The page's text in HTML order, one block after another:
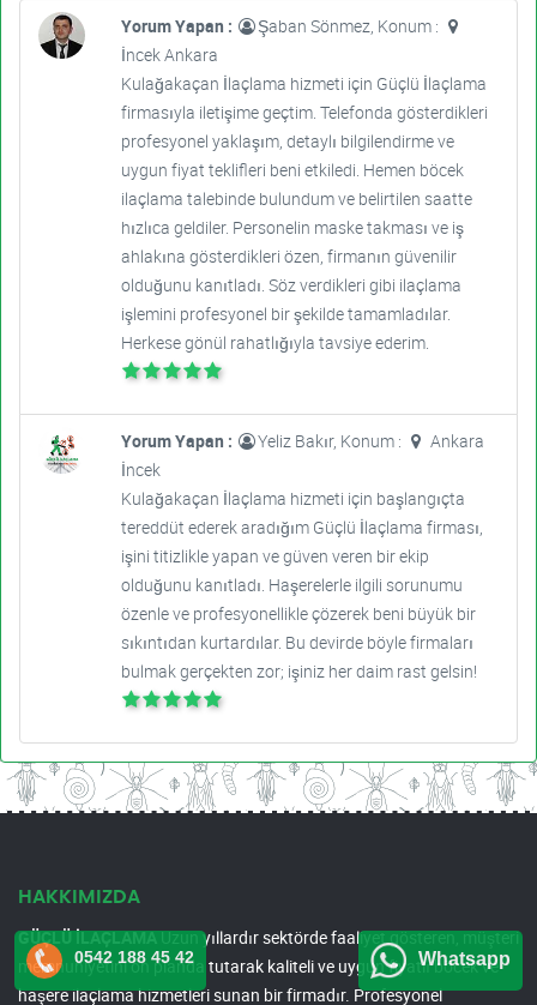
Yorum Yapan :
Şaban Sönmez, Konum :
İncek Ankara
Kulağakaçan İlaçlama hizmeti için Güçlü İlaçlama
firmasıyla iletişime geçtim. Telefonda gösterdikleri
profesyonel yaklaşım, detaylı bilgilendirme ve
uygun fiyat teklifleri beni etkiledi. Hemen böcek
ilaçlama talebinde bulundum ve belirtilen saatte
hızlıca geldiler. Personelin maske takması ve iş
ahlakına gösterdikleri özen, firmanın güvenilir
olduğunu kanıtladı. Söz verdikleri gibi ilaçlama
işlemini profesyonel bir şekilde tamamladılar.
Herkese gönül rahatlığıyla tavsiye ederim.
Yorum Yapan : Yeliz Bakır, Konum :
Ankara
İncek
Kulağakaçan İlaçlama hizmeti için başlangıçta
tereddüt ederek aradığım Güçlü İlaçlama firması,
işini titizlikle yapan ve güven veren bir ekip
olduğunu kanıtladı. Haşerelerle ilgili sorunumu
özenle ve profesyonellikle çözerek beni büyük bir
sıkıntıdan kurtardılar. Bu devirde böyle firmaları
bulmak gerçekten zor; işiniz her daim rast gelsin!
HAKKIMIZDA
GÜÇLÜ İLAÇLAMAUzun yıllardır sektörde faaliyet gösteren, müşteri
memnuniyetini ön planda tutarak kaliteli ve uygun fiyatlı böcek ve
haşere ilaçlama hizmetleri sunan bir firmadır. Profesyonel
0542 188 45 42 Whatsapp